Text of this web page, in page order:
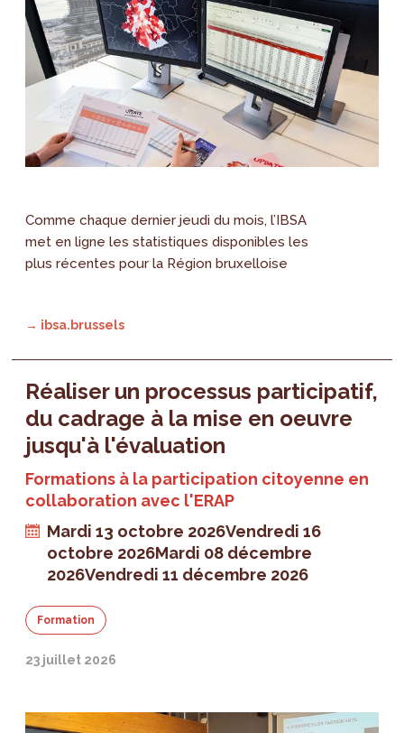
Comme chaque dernier jeudi du mois, l’IBSA
met en ligne les statistiques disponibles les
plus récentes pour la Région bruxelloise
→ ibsa.brussels
Réaliser un processus participatif,
du cadrage à la mise en oeuvre
jusqu'à l'évaluation
Formations à la participation citoyenne en
collaboration avec l'ERAP
Mardi 13 octobre 2026Vendredi 16
octobre 2026Mardi 08 décembre
2026Vendredi 11 décembre 2026
Formation
23 juillet 2026